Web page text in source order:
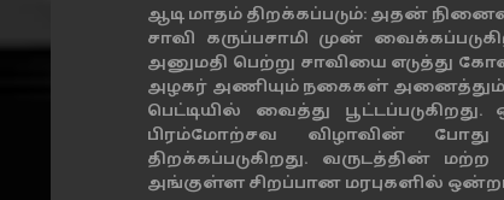
ஆடி மாதம் திறக்கப்படும்: அதன்
சாவி கருப்பசாமி முன்
அனுமதி பெற்று சாவியை எடுத்து
அழகர் அணியும் நகைகள் அனைத்தும்
பெட்டியில் வைத்து
பிரம்மோற்சவ விழாவின் போது
திறக்கப்படுகிறது. வருடத்தின்
அங்குள்ள சிறப்பான மரபுகளில்